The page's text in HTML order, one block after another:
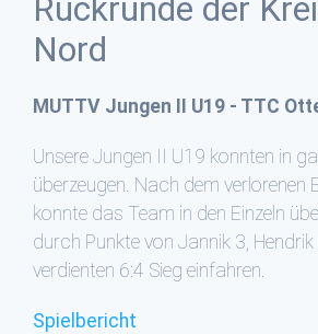
Rückrunde der
Nord
MUTTV Jungen II U19 - TTC
Unsere Jungen II U19 konnten in
überzeugen. Nach dem verlorenen
konnte das Team in den Einzeln
durch Punkte von Jannik 3,
verdienten 6:4 Sieg einfahren.
Spielbericht